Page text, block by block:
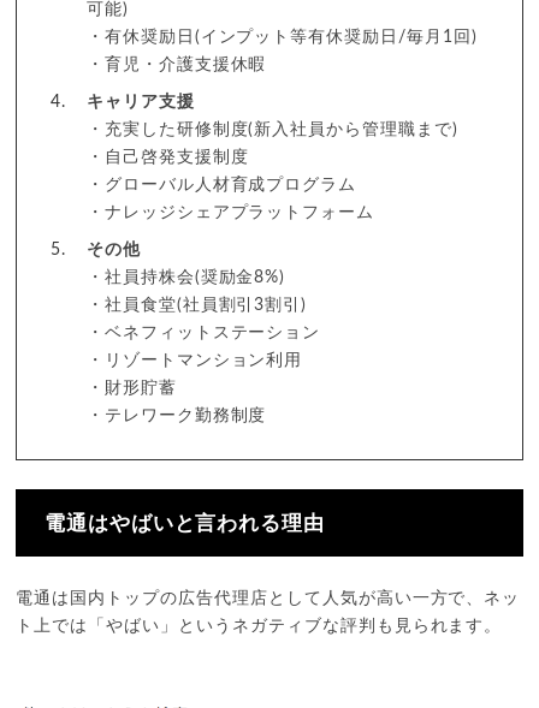
可能)
・有休奨励日(インプット等有休奨励日/毎月1回)
・育児・介護支援休暇
キャリア支援
・充実した研修制度(新入社員から管理職まで)
・自己啓発支援制度
・グローバル人材育成プログラム
・ナレッジシェアプラットフォーム
その他
・社員持株会(奨励金8%)
・社員食堂(社員割引3割引)
・ベネフィットステーション
・リゾートマンション利用
・財形貯蓄
・テレワーク勤務制度
電通はやばいと言われる理由
電通は国内トップの広告代理店として人気が高い一方で、ネッ
ト上では「やばい」というネガティブな評判も見られます。